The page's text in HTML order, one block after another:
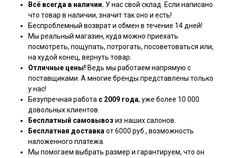
Всё всегда в наличии. У нас свой склад. Если написано
что товар в наличии, значит так оно и есть!
Беспроблемный возврат и обмен в течение 14 дней!
Мы реальный магазин, куда можно приехать
посмотреть, пощупать, потрогать, посоветоваться или,
на худой конец, вернуть товар.
Отличные цены! Ведь мы работаем напрямую с
поставщиками. А многие бренды представлены только
у нас!
Безупречная работа с 2009 года, уже более 10 000
довольных клиентов.
Бесплатный самовывоз из наших салонов.
Бесплатная доставка от 6000 руб., возможность
наложенного платежа.
Мы помогаем выбрать размер и гарантируем, что он